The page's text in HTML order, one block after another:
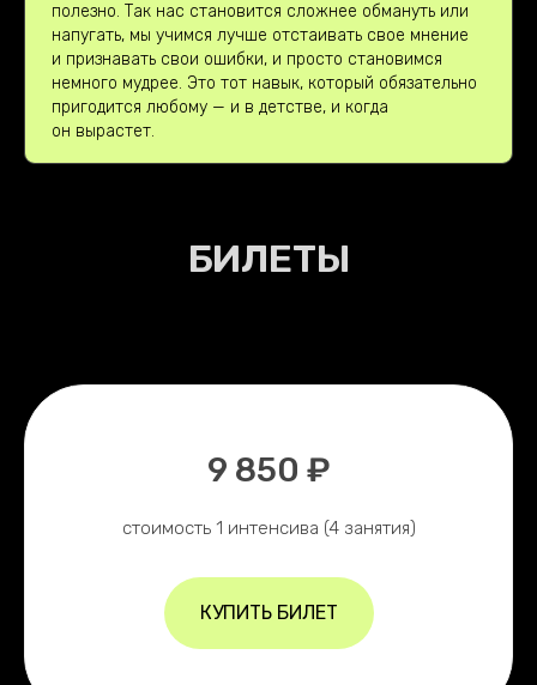
полезно. Так нас становится сложнее обмануть или
напугать, мы учимся лучше отстаивать свое мнение
и признавать свои ошибки, и просто становимся
немного мудрее. Это тот навык, который обязательно
пригодится любому — и в детстве, и когда
он вырастет.
БИЛЕТЫ
9 850 ₽
стоимость 1 интенсива (4 занятия)
КУПИТЬ БИЛЕТ